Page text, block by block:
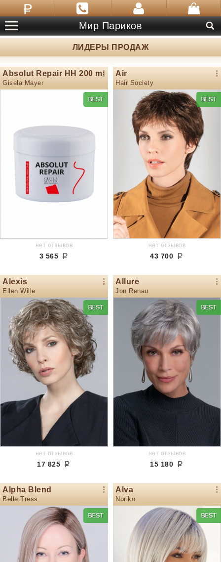
Мир Париков
ЛИДЕРЫ ПРОДАЖ
Absolut Repair HH 200 ml
Gisela Mayer
нет отзывов
3 565
Air
Hair Society
нет отзывов
43 700
Alexis
Ellen Wille
нет отзывов
17 825
Allure
Jon Renau
нет отзывов
15 180
Alpha Blend
Belle Tress
Alva
Noriko